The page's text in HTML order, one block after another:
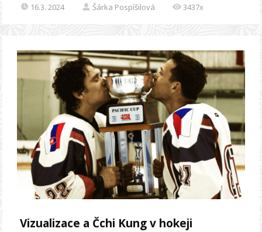
16.3. 2024 Šárka Pospíšilová 3437x
Vizualizace a Čchi Kung v hokeji